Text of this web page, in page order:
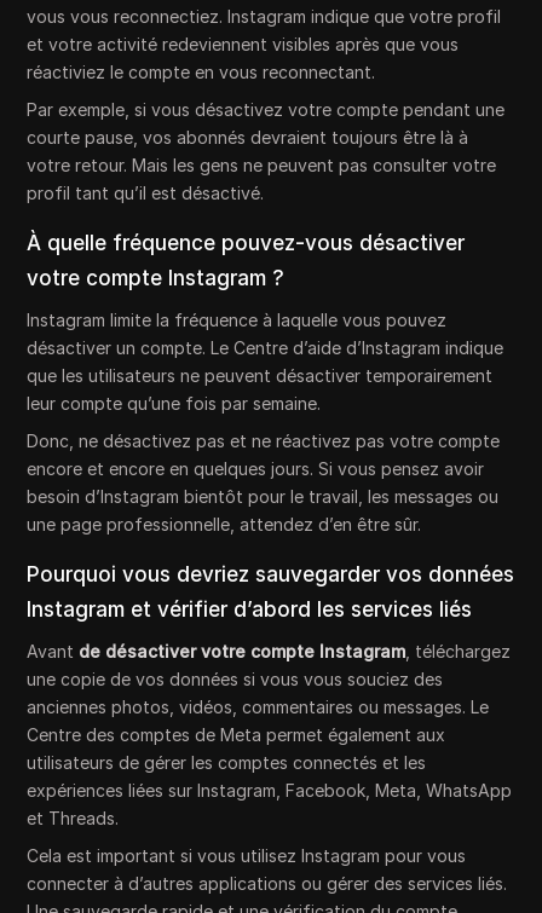
vous vous reconnectiez. Instagram indique que votre profil
et votre activité redeviennent visibles après que vous
réactiviez le compte en vous reconnectant.
Par exemple, si vous désactivez votre compte pendant une
courte pause, vos abonnés devraient toujours être là à
votre retour. Mais les gens ne peuvent pas consulter votre
profil tant qu’il est désactivé.
À quelle fréquence pouvez-vous désactiver
votre compte Instagram ?
Instagram limite la fréquence à laquelle vous pouvez
désactiver un compte. Le Centre d’aide d’Instagram indique
que les utilisateurs ne peuvent désactiver temporairement
leur compte qu’une fois par semaine.
Donc, ne désactivez pas et ne réactivez pas votre compte
encore et encore en quelques jours. Si vous pensez avoir
besoin d’Instagram bientôt pour le travail, les messages ou
une page professionnelle, attendez d’en être sûr.
Pourquoi vous devriez sauvegarder vos données
Instagram et vérifier d’abord les services liés
Avant de désactiver votre compte Instagram , téléchargez
une copie de vos données si vous vous souciez des
anciennes photos, vidéos, commentaires ou messages. Le
Centre des comptes de Meta permet également aux
utilisateurs de gérer les comptes connectés et les
expériences liées sur Instagram, Facebook, Meta, WhatsApp
et Threads.
Cela est important si vous utilisez Instagram pour vous
connecter à d’autres applications ou gérer des services liés.